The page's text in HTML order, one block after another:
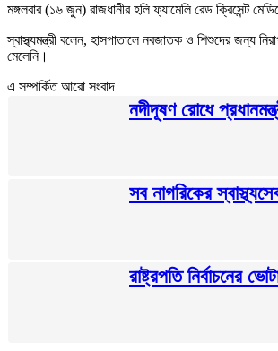
মঙ্গলবার (১৬ জুন) রাজধানীর হলি ফ্যামেলি রেড ক্রিসেন্ট
স্বাস্থ্যমন্ত্রী বলেন, হাসপাতালে নবজাতক ও শিশুদের জন্য
মেলেনি।
এ সম্পর্কিত আরো সংবাদ
নদীদূষণ রোধে
সব নাগরিকের
রাষ্ট্রপতি নির্বাচনের